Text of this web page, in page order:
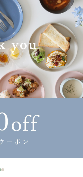
に
スプレイを。
にします。